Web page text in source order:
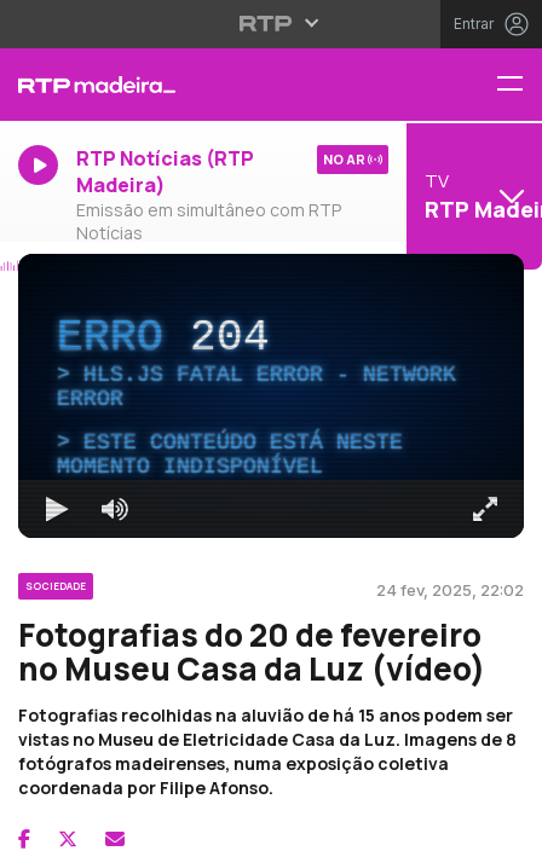
Entrar
RTP Notícias (RTP
Madeira)
Emissão em simultâneo com RTP
Notícias
NO AR
TV
RTP
ERRO204
HLS.JS FATAL ERROR - NETWORK
ERROR
ESTE CONTEÚDO ESTÁ NESTE
MOMENTO INDISPONÍVEL
SOCIEDADE 24 fev, 2025, 22:02
Fotografias do 20 de fevereiro
no Museu Casa da Luz (vídeo)
Fotografias recolhidas na aluvião de há 15 anos podem ser
vistas no Museu de Eletricidade Casa da Luz. Imagens de 8
fotógrafos madeirenses, numa exposição coletiva
coordenada por Filipe Afonso.